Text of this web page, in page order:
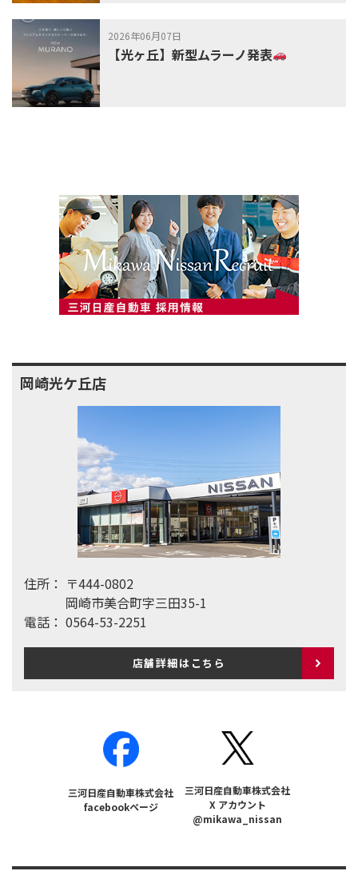
2026年06月07日
【光ヶ丘】新型ムラーノ発表
岡崎光ケ丘店
住所： 〒444-0802
岡崎市美合町字三田35-1
電話： 0564-53-2251
店舗詳細はこちら
三河日産自動車株式会社
facebookページ
三河日産自動車株式会社
X アカウント
@mikawa_nissan